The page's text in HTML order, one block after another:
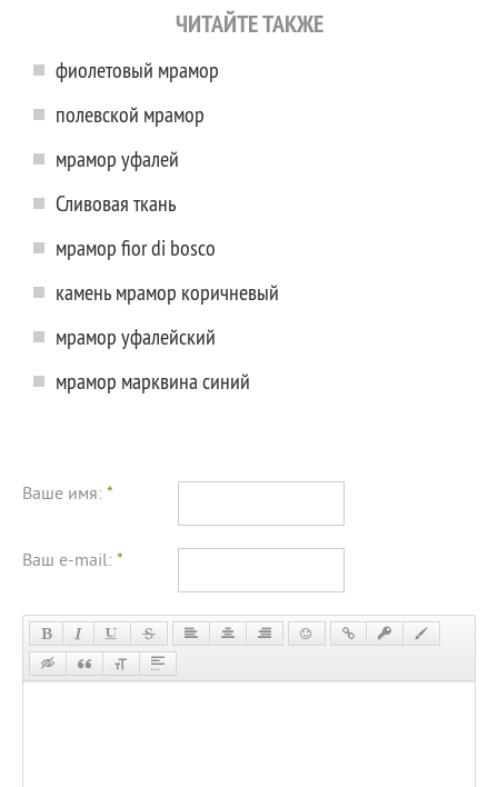
ЧИТАЙТЕ ТАКЖЕ
фиолетовый мрамор
полевской мрамор
мрамор уфалей
Сливовая ткань
мрамор fior di bosco
камень мрамор коричневый
мрамор уфалейский
мрамор марквина синий
Ваше имя: *
Ваш e-mail: *